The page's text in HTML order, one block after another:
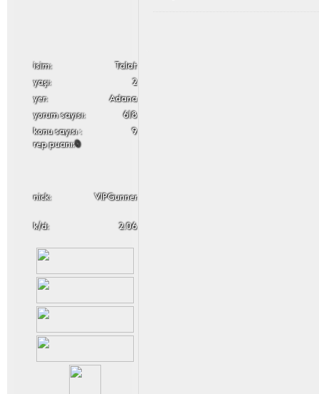
i̇sim:
Talat
yaşı:
2
yer:
Adana
yorum sayısı:
618
konu sayısı :
9
rep puanı:0
nick: VIPGunner
k/d: 2.06